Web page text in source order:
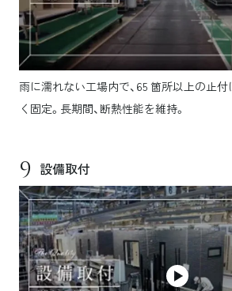
雨に濡れない工場内で、65 箇所以上の止
く固定。長期間、断熱性能を維持。
9 設備取付